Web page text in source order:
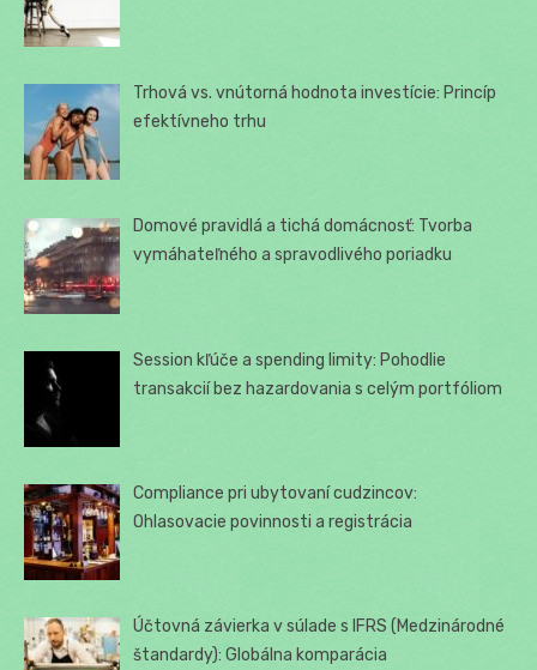
Trhová vs. vnútorná hodnota investície: Princíp
efektívneho trhu
Domové pravidlá a tichá domácnosť: Tvorba
vymáhateľného a spravodlivého poriadku
Session kľúče a spending limity: Pohodlie
transakcií bez hazardovania s celým portfóliom
Compliance pri ubytovaní cudzincov:
Ohlasovacie povinnosti a registrácia
Účtovná závierka v súlade s IFRS (Medzinárodné
štandardy): Globálna komparácia